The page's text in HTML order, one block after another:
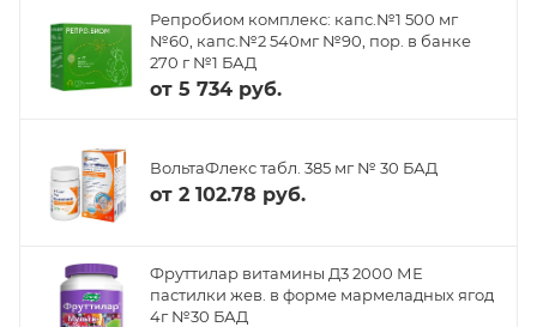
Репробиом комплекс: капс.№1 500 мг
№60, капс.№2 540мг №90, пор. в банке
270 г №1 БАД
от 5 734 руб.
ВольтаФлекс табл. 385 мг № 30 БАД
от 2 102.78 руб.
Фруттилар витамины Д3 2000 МЕ
пастилки жев. в форме мармеладных ягод
4г №30 БАД